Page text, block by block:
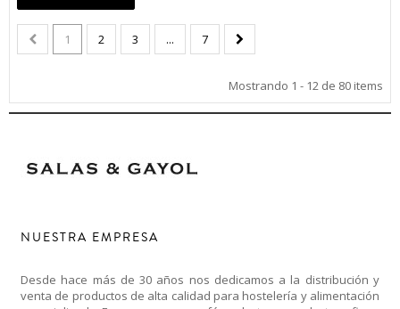
1 2 3 ... 7
Mostrando 1 - 12 de 80 items
NUESTRA EMPRESA
Desde hace más de 30 años nos dedicamos a la distribución y
venta de productos de alta calidad para hostelería y alimentación